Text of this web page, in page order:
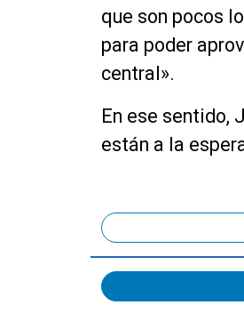
que son pocos
para poder
central».
En ese sentido,
están a la